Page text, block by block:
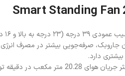
دارد.
دقیقه تولید کند.